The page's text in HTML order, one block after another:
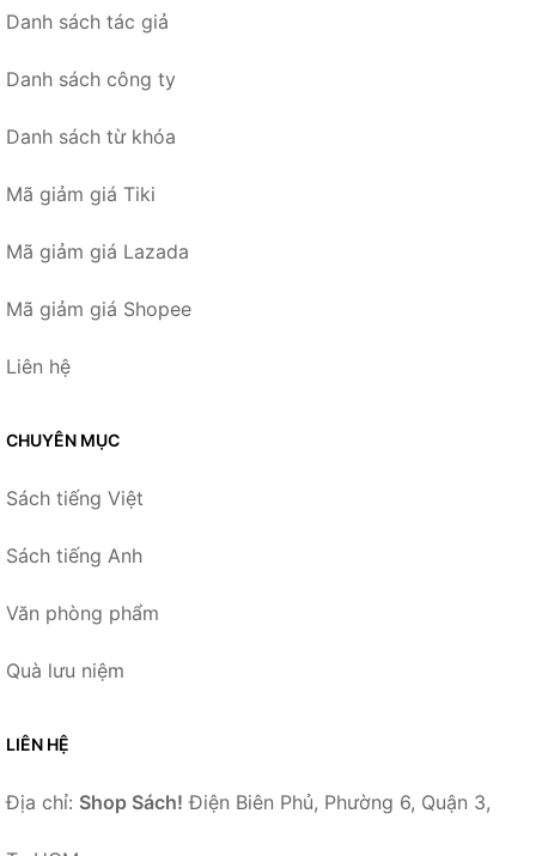
Danh sách tác giả
Danh sách công ty
Danh sách từ khóa
Mã giảm giá Tiki
Mã giảm giá Lazada
Mã giảm giá Shopee
Liên hệ
CHUYÊN MỤC
Sách tiếng Việt
Sách tiếng Anh
Văn phòng phẩm
Quà lưu niệm
LIÊN HỆ
Địa chỉ: Shop Sách! Điện Biên Phủ, Phường 6, Quận 3,